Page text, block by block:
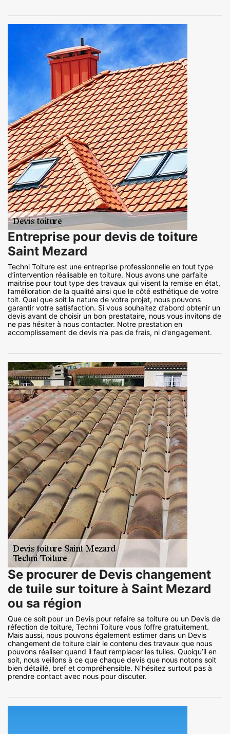
Entreprise pour devis de toiture
Saint Mezard
Techni Toiture est une entreprise professionnelle en tout type
d’intervention réalisable en toiture. Nous avons une parfaite
maitrise pour tout type des travaux qui visent la remise en état,
l’amélioration de la qualité ainsi que le côté esthétique de votre
toit. Quel que soit la nature de votre projet, nous pouvons
garantir votre satisfaction. Si vous souhaitez d’abord obtenir un
devis avant de choisir un bon prestataire, nous vous invitons de
ne pas hésiter à nous contacter. Notre prestation en
accomplissement de devis n’a pas de frais, ni d’engagement.
Se procurer de Devis changement
de tuile sur toiture à Saint Mezard
ou sa région
Que ce soit pour un Devis pour refaire sa toiture ou un Devis de
réfection de toiture, Techni Toiture vous l’offre gratuitement.
Mais aussi, nous pouvons également estimer dans un Devis
changement de toiture clair le contenu des travaux que nous
pouvons réaliser quand il faut remplacer les tuiles. Quoiqu’il en
soit, nous veillons à ce que chaque devis que nous notons soit
bien détaillé, bref et compréhensible. N’hésitez surtout pas à
prendre contact avec nous pour discuter.